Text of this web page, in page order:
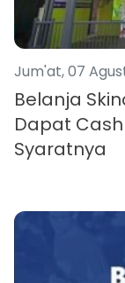
Jum'at, 07
Belanja
Dapat
Syaratnya